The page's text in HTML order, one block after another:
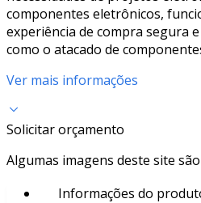
componentes eletrônicos,
experiência de compra segura
como o atacado de
Ver mais informações
Solicitar orçamento
Algumas imagens deste site
Informações do